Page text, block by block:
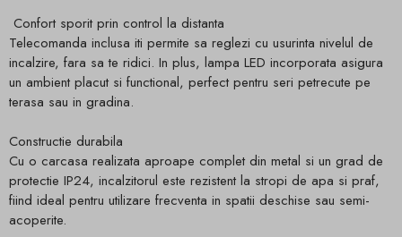
Confort sporit prin control la distanta
Telecomanda inclusa iti permite sa reglezi cu usurinta nivelul de
incalzire, fara sa te ridici. In plus, lampa LED incorporata asigura
un ambient placut si functional, perfect pentru seri petrecute pe
terasa sau in gradina.
Constructie durabila
Cu o carcasa realizata aproape complet din metal si un grad de
protectie IP24, incalzitorul este rezistent la stropi de apa si praf,
fiind ideal pentru utilizare frecventa in spatii deschise sau semi-
acoperite.